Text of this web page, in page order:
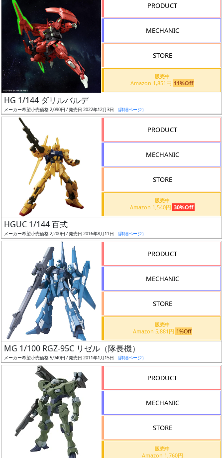
シ
リ
ー
ズ・
況
売
前
抽
選
PRODUCT
MECHANIC
STORE
販売中
Amazon 1,851円 11%Off
HG 1/144 ダリルバルデ
メーカー希望小売価格 2,090円 / 発売日 2022年12月3日 （詳細ページ）
PRODUCT
MECHANIC
STORE
販売中
Amazon 1,540円 30%Off
HGUC 1/144 百式
メーカー希望小売価格 2,200円 / 発売日 2016年8月11日 （詳細ページ）
PRODUCT
MECHANIC
STORE
販売中
Amazon 5,881円 1%Off
MG 1/100 RGZ-95C リゼル（隊長機）
メーカー希望小売価格 5,940円 / 発売日 2011年1月15日 （詳細ページ）
PRODUCT
MECHANIC
STORE
販売中
Amazon 1,760円